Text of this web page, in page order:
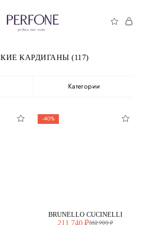
КАРДИГАНЫ (117)
Категории
-40%
BRUNELLO CUCINELLI
211 740 ₽352 900 ₽